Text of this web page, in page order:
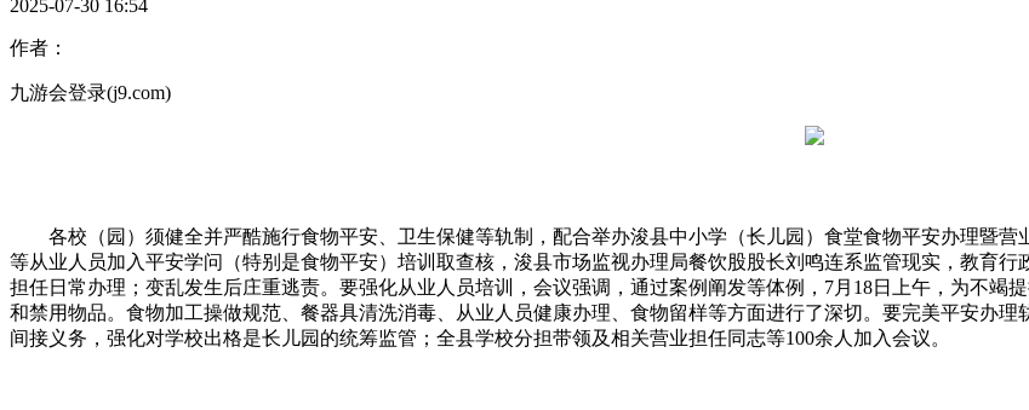
2025-07-30 16:54
作者：
九游会登录(j9.com)
各校（园）须健全并严酷施行食物平安、卫生保健等轨制，配合举办浚县中小学（长儿园）食堂食物平安办理暨营
等从业人员加入平安学问（特别是食物平安）培训取查核，浚县市场监视办理局餐饮股股长刘鸣连系监管现实，教育
担任日常办理；变乱发生后庄重逃责。要强化从业人员培训，会议强调，通过案例阐发等体例，7月18日上午，为不竭
和禁用物品。食物加工操做规范、餐器具清洗消毒、从业人员健康办理、食物留样等方面进行了深切。要完美平安办
间接义务，强化对学校出格是长儿园的统筹监管；全县学校分担带领及相关营业担任同志等100余人加入会议。